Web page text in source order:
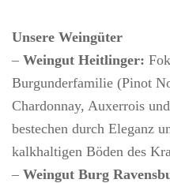
Unsere Weingüter
– Weingut Heitlinger:
Burgunderfamilie (Pinot
Chardonnay, Auxerrois
bestechen durch Eleganz
kalkhaltigen Böden des
– Weingut Burg